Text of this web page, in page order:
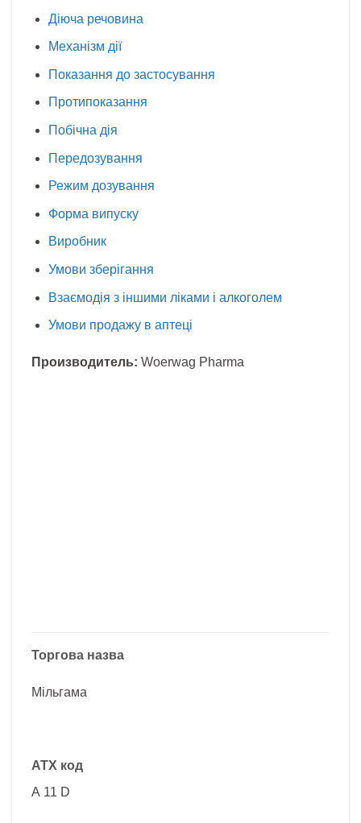
Діюча речовина
Механізм дії
Показання до застосування
Протипоказання
Побічна дія
Передозування
Режим дозування
Форма випуску
Виробник
Умови зберігання
Взаємодія з іншими ліками і алкоголем
Умови продажу в аптеці
Производитель: Woerwag Pharma
Торгова назва
Мільгама
АТХ код
А 11 D